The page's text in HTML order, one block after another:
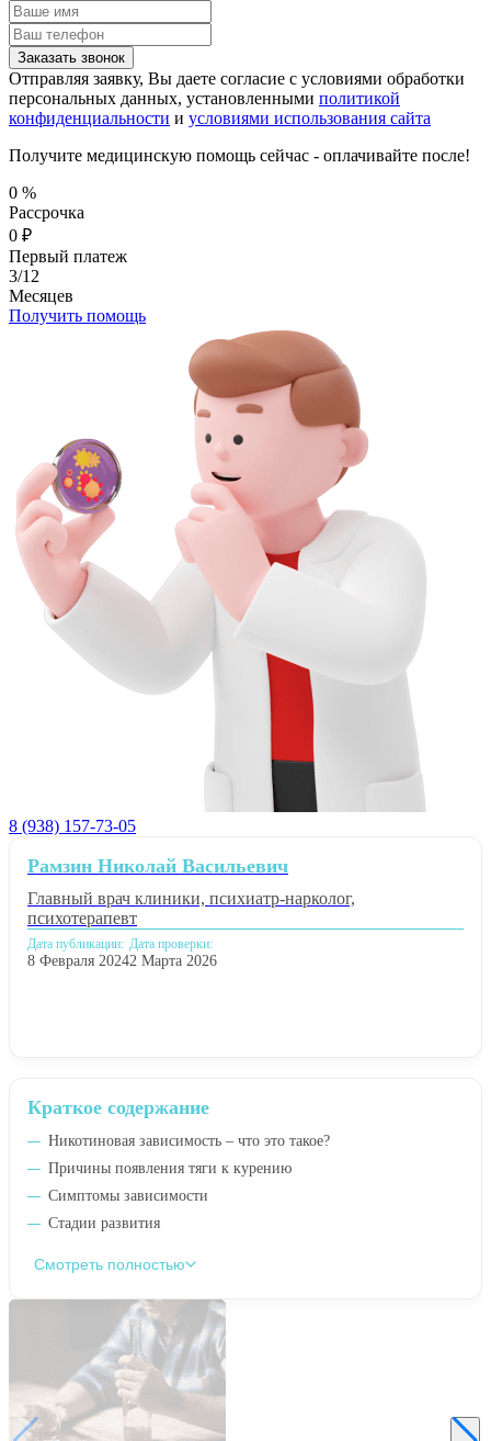
Заказать звонок
Отправляя заявку, Вы даете согласие с условиями обработки
персональных данных, установленными политикой
конфиденциальности и условиями использования сайта
Получите медицинскую помощь сейчас - оплачивайте после!
0 %
Рассрочка
0 ₽
Первый платеж
3/12
Месяцев
Получить помощь
8 (938) 157-73-05
Краткое содержание
Никотиновая зависимость – что это такое?
Причины появления тяги к курению
Симптомы зависимости
Стадии развития
Смотреть полностью
Рамзин Николай Васильевич
Главный врач клиники, психиатр-нарколог,
психотерапевт
Дата публикации:
8 Февраля 2024
Дата проверки:
2 Марта 2026